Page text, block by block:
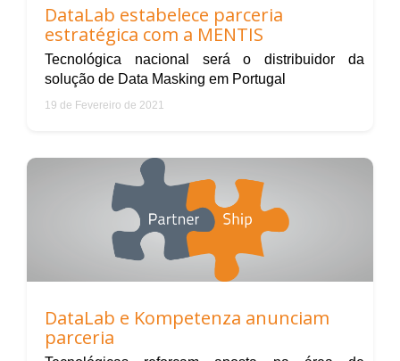
DataLab estabelece parceria
estratégica com a MENTIS
Tecnológica nacional será o distribuidor da
solução de Data Masking em Portugal
19 de Fevereiro de 2021
DataLab e Kompetenza anunciam
parceria